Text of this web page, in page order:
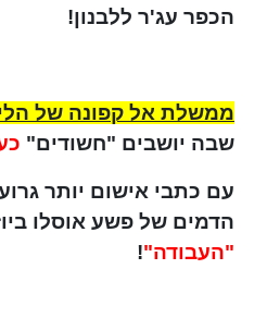
הכפר עג'ר ללבנון!
ממשלת אל קפונה של
שבה יושבים "חשודים"
עם כתבי אישום יותר
הדמים של פשע אוסלו
"העבודה"!